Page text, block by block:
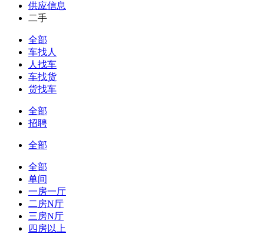
供应信息
二手
全部
车找人
人找车
车找货
货找车
全部
招聘
全部
全部
单间
一房一厅
二房N厅
三房N厅
四房以上